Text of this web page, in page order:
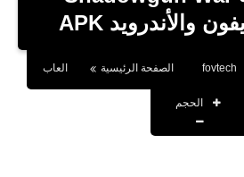
بلوجر
fovtech الصفحة الرئيسية العاب
الحجم